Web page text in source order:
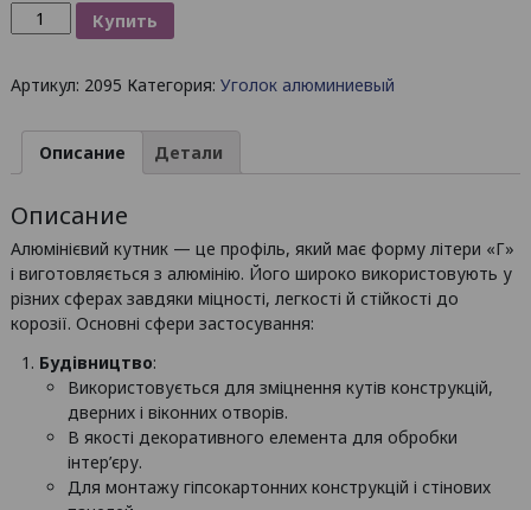
Количество
товара
алюминиевый
Купить
Артикул: 2095 Категория: Уголок алюминиевый
Описание Детали
Описание
Алюмінієвий кутник — це профіль, який має форму літери «Г»
і виготовляється з алюмінію. Його широко використовують у
різних сферах завдяки міцності, легкості й стійкості до
корозії. Основні сфери застосування:
Будівництво:
Використовується для зміцнення кутів конструкцій,
дверних і віконних отворів.
В якості декоративного елемента для обробки
інтер’єру.
Для монтажу гіпсокартонних конструкцій і стінових